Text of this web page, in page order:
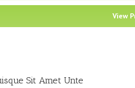
View
Sit Amet Unte